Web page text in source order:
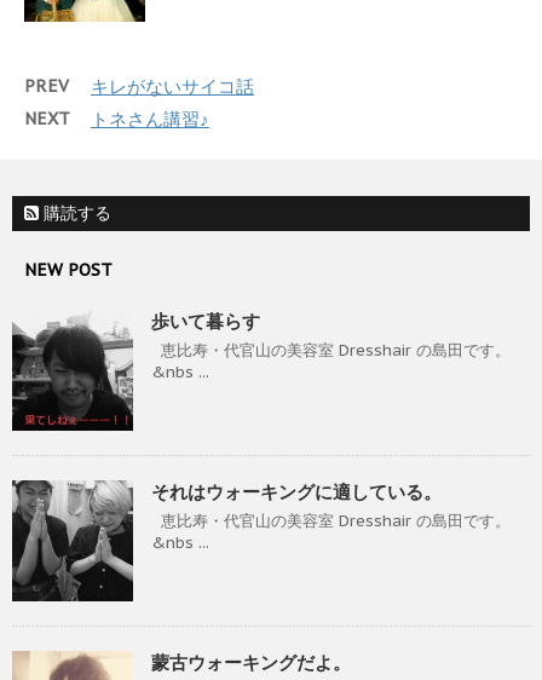
PREV キレがないサイコ話
NEXT トネさん講習♪
購読する
NEW POST
歩いて暮らす
恵比寿・代官山の美容室 Dresshair の島田です。
&nbs ...
それはウォーキングに適している。
恵比寿・代官山の美容室 Dresshair の島田です。
&nbs ...
蒙古ウォーキングだよ。